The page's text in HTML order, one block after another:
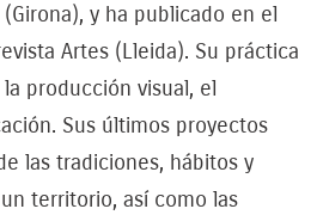
(Girona), y ha publicado en el
Artes (Lleida). Su práctica
producción visual, el
Sus últimos proyectos
las tradiciones, hábitos y
territorio, así como las